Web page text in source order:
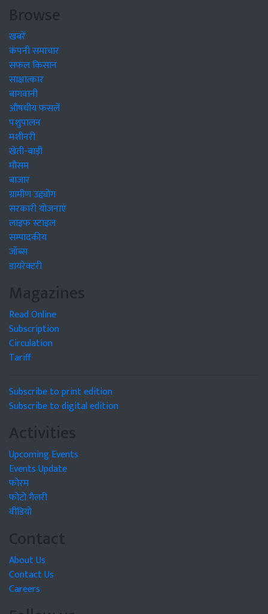
Browse
खबरें
कंपनी समाचार
सफल किसान
साक्षात्कार
बागवानी
औषधीय फसलें
पशुपालन
मशीनरी
खेती-बाड़ी
मौसम
बाजार
ग्रामीण उद्द्योग
सरकारी योजनाएं
लाइफ स्टाइल
सम्पादकीय
जॉब्स
डायरेक्टरी
Magazines
Read Online
Subscription
Circulation
Tariff
Subscribe to print edition
Subscribe to digital edition
Activities
Upcoming Events
Events Update
फोरम
फोटो गैलरी
वीडियो
Contact
About Us
Contact Us
Careers